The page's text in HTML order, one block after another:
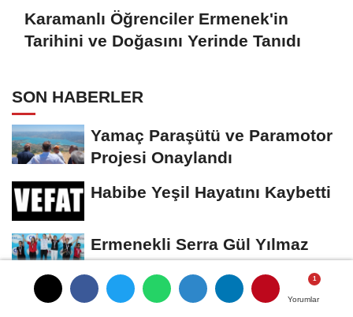
Yorumlar
Yorumlar
Karamanlı Öğrenciler Ermenek'in
Tarihini ve Doğasını Yerinde Tanıdı
SON HABERLER
Yamaç Paraşütü ve Paramotor
Projesi Onaylandı
Habibe Yeşil Hayatını Kaybetti
Ermenekli Serra Gül Yılmaz
Türkiye Şampiyonu Oldu
Huriye Alkan hayatını kaybetti